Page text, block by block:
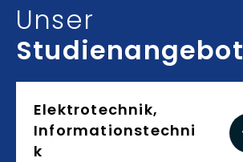
Inhalt auswählen
Unser
Studienangebot
Elektrotechnik,
Informationstechni
k